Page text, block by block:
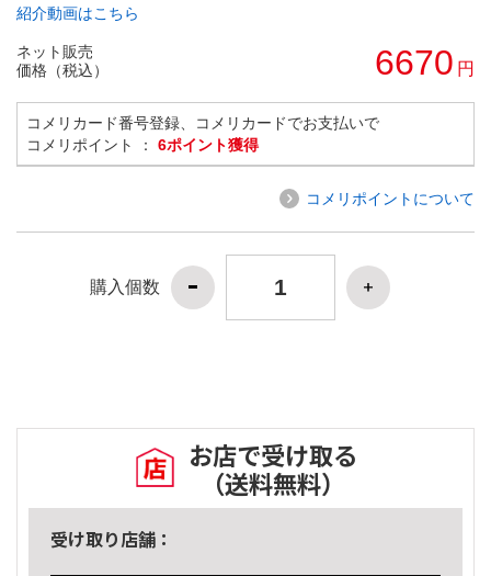
紹介動画はこちら
ネット販売
価格（税込）
6670 円
コメリカード番号登録、コメリカードでお支払いで
コメリポイント ： 6ポイント獲得
コメリポイントについて
購入個数
お店で受け取る
（送料無料）
受け取り店舗：